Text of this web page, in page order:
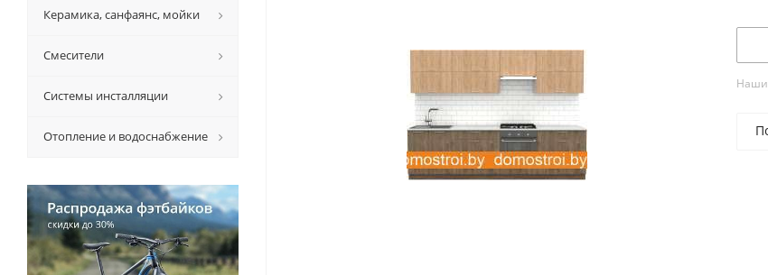
Наши
Керамикa, санфаянс, мойки
Смесители
Системы инсталляции
Отопление и водоснабжение